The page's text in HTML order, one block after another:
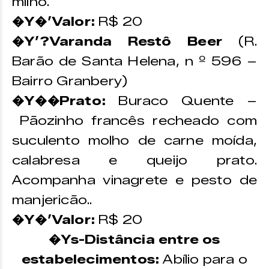
�Y�’Valor: R$ 20
�Y’?Varanda Restô Beer(R.
Barão de Santa Helena, n º 596 –
Bairro Granbery)
�Y��Prato: Buraco Quente –
Pãozinho francês recheado com
suculento molho de carne moída,
calabresa e queijo prato.
Acompanha vinagrete e pesto de
manjericão..
�Y�’Valor: R$ 20
�Ys-Distância entre os
estabelecimentos: Abílio para o